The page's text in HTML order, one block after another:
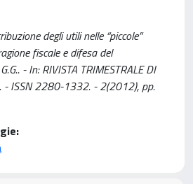
degli utili nelle “piccole”
fiscale e difesa del
- In: RIVISTA TRIMESTRALE DI
- ISSN 2280-1332. - 2(2012), pp.